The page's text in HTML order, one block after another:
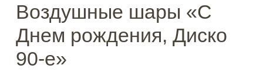
Воздушные шары «С
Днем рождения, Диско
90-е»